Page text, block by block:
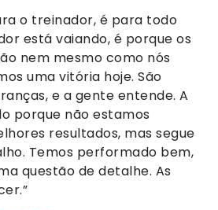
o treinador, é para todo
está vaiando, é porque os
nem mesmo como nós
uma vitória hoje. São
e a gente entende. A
porque não estamos
resultados, mas segue
Temos performado bem,
questão de detalhe. As